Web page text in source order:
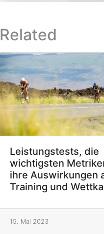
Related
Leistungstests, die
wichtigsten
ihre Auswirkungen
Training und
15. Mai 2023